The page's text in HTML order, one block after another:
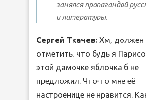
занялся пропагандой
и литературы.
Сергей Ткачев: Хм, должен
отметить, что будь я
этой дамочке яблочка б не
предложил. Что-то мне её
настроенице не нравится.